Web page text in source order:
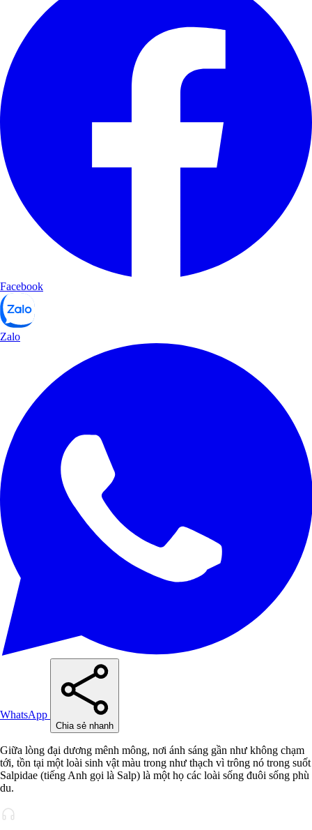
Facebook
Zalo
WhatsApp
Chia sẻ nhanh
Giữa lòng đại dương mênh mông, nơi ánh sáng gần như không chạm
tới, tồn tại một loài sinh vật màu trong như thạch vì trông nó trong suốt
Salpidae (tiếng Anh gọi là Salp) là một họ các loài sống đuôi sống phù
du.